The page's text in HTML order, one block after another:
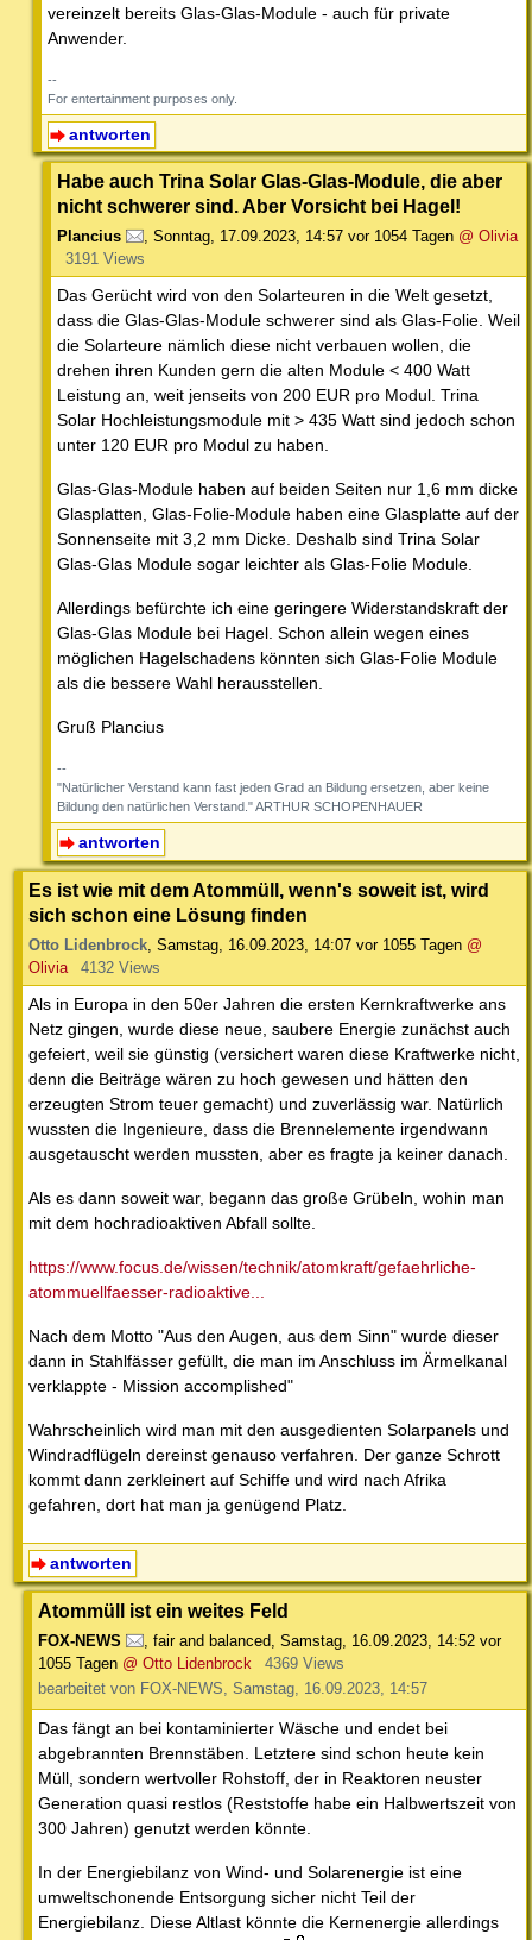
vereinzelt bereits Glas-Glas-Module - auch für private
Anwender.
--
For entertainment purposes only.
antworten
Habe auch Trina Solar Glas-Glas-Module, die aber
nicht schwerer sind. Aber Vorsicht bei Hagel!
Plancius , Sonntag, 17.09.2023, 14:57 vor 1054 Tagen @ Olivia
3191 Views
Das Gerücht wird von den Solarteuren in die Welt gesetzt,
dass die Glas-Glas-Module schwerer sind als Glas-Folie. Weil
die Solarteure nämlich diese nicht verbauen wollen, die
drehen ihren Kunden gern die alten Module < 400 Watt
Leistung an, weit jenseits von 200 EUR pro Modul. Trina
Solar Hochleistungsmodule mit > 435 Watt sind jedoch schon
unter 120 EUR pro Modul zu haben.
Glas-Glas-Module haben auf beiden Seiten nur 1,6 mm dicke
Glasplatten, Glas-Folie-Module haben eine Glasplatte auf der
Sonnenseite mit 3,2 mm Dicke. Deshalb sind Trina Solar
Glas-Glas Module sogar leichter als Glas-Folie Module.
Allerdings befürchte ich eine geringere Widerstandskraft der
Glas-Glas Module bei Hagel. Schon allein wegen eines
möglichen Hagelschadens könnten sich Glas-Folie Module
als die bessere Wahl herausstellen.
Gruß Plancius
--
"Natürlicher Verstand kann fast jeden Grad an Bildung ersetzen, aber keine
Bildung den natürlichen Verstand." ARTHUR SCHOPENHAUER
antworten
Es ist wie mit dem Atommüll, wenn's soweit ist, wird
sich schon eine Lösung finden
Otto Lidenbrock, Samstag, 16.09.2023, 14:07 vor 1055 Tagen @
Olivia
4132 Views
Als in Europa in den 50er Jahren die ersten Kernkraftwerke ans
Netz gingen, wurde diese neue, saubere Energie zunächst auch
gefeiert, weil sie günstig (versichert waren diese Kraftwerke nicht,
denn die Beiträge wären zu hoch gewesen und hätten den
erzeugten Strom teuer gemacht) und zuverlässig war. Natürlich
wussten die Ingenieure, dass die Brennelemente irgendwann
ausgetauscht werden mussten, aber es fragte ja keiner danach.
Als es dann soweit war, begann das große Grübeln, wohin man
mit dem hochradioaktiven Abfall sollte.
https://www.focus.de/wissen/technik/atomkraft/gefaehrliche-
atommuellfaesser-radioaktive...
Nach dem Motto "Aus den Augen, aus dem Sinn" wurde dieser
dann in Stahlfässer gefüllt, die man im Anschluss im Ärmelkanal
verklappte - Mission accomplished"
Wahrscheinlich wird man mit den ausgedienten Solarpanels und
Windradflügeln dereinst genauso verfahren. Der ganze Schrott
kommt dann zerkleinert auf Schiffe und wird nach Afrika
gefahren, dort hat man ja genügend Platz.
antworten
Atommüll ist ein weites Feld
FOX-NEWS , fair and balanced, Samstag, 16.09.2023, 14:52 vor
1055 Tagen @ Otto Lidenbrock
4369 Views
bearbeitet von FOX-NEWS, Samstag, 16.09.2023, 14:57
Das fängt an bei kontaminierter Wäsche und endet bei
abgebrannten Brennstäben. Letztere sind schon heute kein
Müll, sondern wertvoller Rohstoff, der in Reaktoren neuster
Generation quasi restlos (Reststoffe habe ein Halbwertszeit von
300 Jahren) genutzt werden könnte.
In der Energiebilanz von Wind- und Solarenergie ist eine
umweltschonende Entsorgung sicher nicht Teil der
Energiebilanz. Diese Altlast könnte die Kernenergie allerdings